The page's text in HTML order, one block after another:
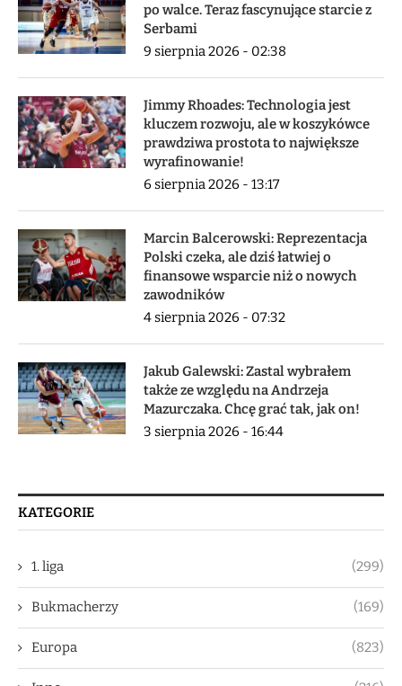
po walce. Teraz fascynujące starcie z
Serbami
9 sierpnia 2026 - 02:38
Jimmy Rhoades: Technologia jest
kluczem rozwoju, ale w koszykówce
prawdziwa prostota to największe
wyrafinowanie!
6 sierpnia 2026 - 13:17
Marcin Balcerowski: Reprezentacja
Polski czeka, ale dziś łatwiej o
finansowe wsparcie niż o nowych
zawodników
4 sierpnia 2026 - 07:32
Jakub Galewski: Zastal wybrałem
także ze względu na Andrzeja
Mazurczaka. Chcę grać tak, jak on!
3 sierpnia 2026 - 16:44
KATEGORIE
1. liga (299)
Bukmacherzy (169)
Europa (823)